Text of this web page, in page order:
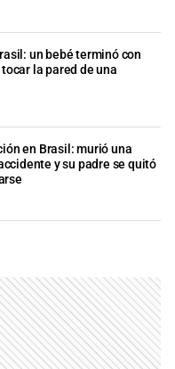
un bebé terminó con
la pared de una
en Brasil: murió una
y su padre se quitó